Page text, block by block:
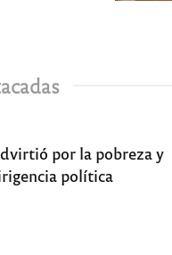
por la pobreza y
política